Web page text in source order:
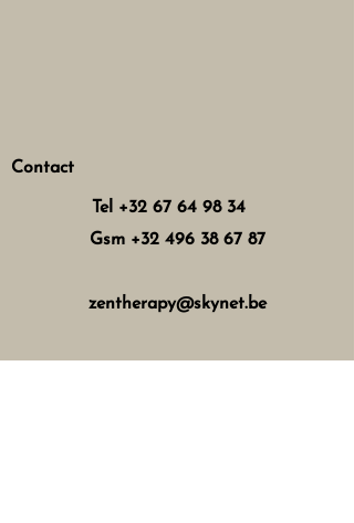
Contact
Tel +32 67 64 98 34
Gsm +32 496 38 67 87
zentherapy@skynet.be